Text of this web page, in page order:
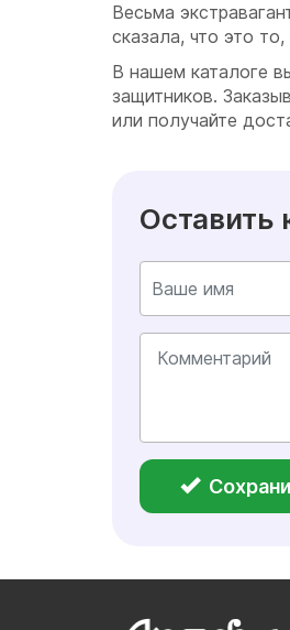
Весьма
сказала, что это
В нашем каталоге
защитников.
или получайте
Оставить